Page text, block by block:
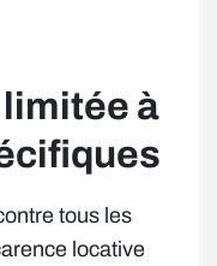
à
tous les
locative